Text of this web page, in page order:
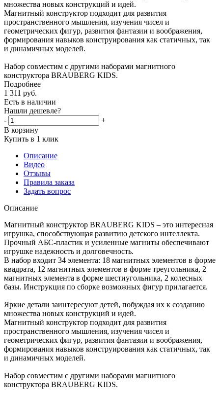
множества новых конструкций и идей.
Магнитный конструктор подходит для развития
пространственного мышления, изучения чисел и
геометрических фигур, развития фантазии и воображения,
формирования навыков конструирования как статичных, так
и динамичных моделей.
Набор совместим с другими наборами магнитного
конструктора BRAUBERG KIDS.
Подробнее
1 311 руб.
Есть в наличии
Нашли дешевле?
-
+
В корзину
Купить в 1 клик
Описание
Видео
Отзывы
Правила заказа
Задать вопрос
Описание
Магнитный конструктор BRAUBERG KIDS – это интересная
игрушка, способствующая развитию детского интеллекта.
Прочный АБС-пластик и усиленные магниты обеспечивают
игрушке надежность и долговечность.
В набор входит 34 элемента: 18 магнитных элементов в форме
квадрата, 12 магнитных элементов в форме треугольника, 2
магнитных элемента в форме шестиугольника, 2 колесных
базы. Инструкция по сборке возможных фигур прилагается.
Яркие детали заинтересуют детей, побуждая их к созданию
множества новых конструкций и идей.
Магнитный конструктор подходит для развития
пространственного мышления, изучения чисел и
геометрических фигур, развития фантазии и воображения,
формирования навыков конструирования как статичных, так
и динамичных моделей.
Набор совместим с другими наборами магнитного
конструктора BRAUBERG KIDS.